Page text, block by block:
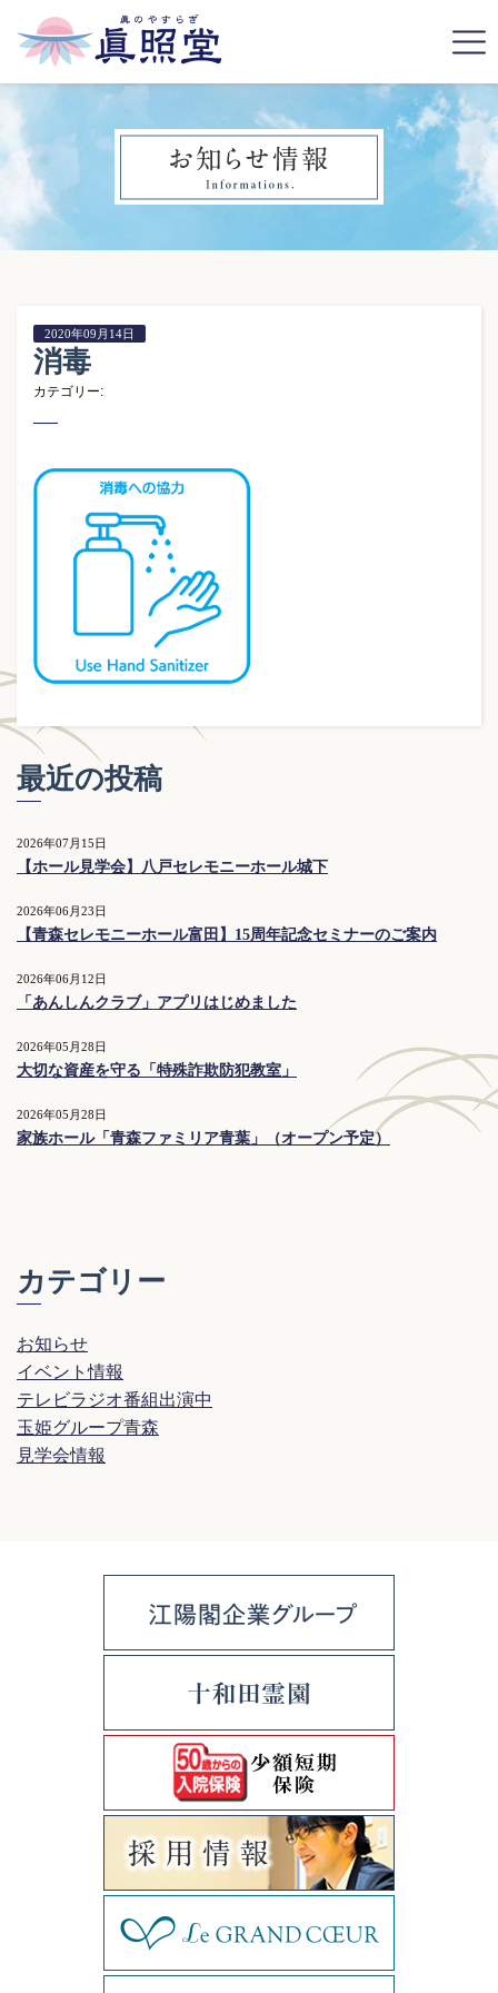
2020年09月14日
消毒
カテゴリー:
最近の投稿
2026年07月15日
【ホール見学会】八戸セレモニーホール城下
2026年06月23日
【青森セレモニーホール富田】15周年記念セミナーのご案内
2026年06月12日
「あんしんクラブ」アプリはじめました
2026年05月28日
大切な資産を守る「特殊詐欺防犯教室」
2026年05月28日
家族ホール「青森ファミリア青葉」（オープン予定）
カテゴリー
お知らせ
イベント情報
テレビラジオ番組出演中
玉姫グループ青森
見学会情報